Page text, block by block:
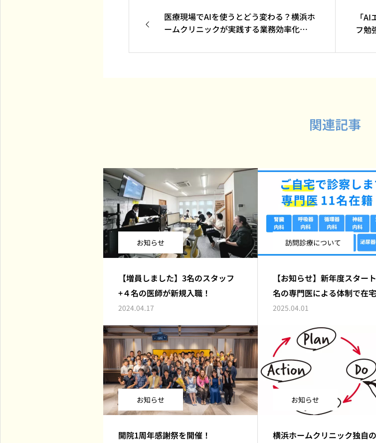
医療現場でAIを使うとどう変わる？横浜ホ
ームクリニックが実践する業務効率化の
「
フ勉
関連記事
お知らせ
【増員しました】3名のスタッフ
+４名の医師が新規入職！
2024.04.17
訪問診療について
【お知らせ】新年度スター
名の専門医による体制で在
をサポートします
2025.04.01
お知らせ
開院1周年感謝祭を開催！
お知らせ
横浜ホームクリニック独自